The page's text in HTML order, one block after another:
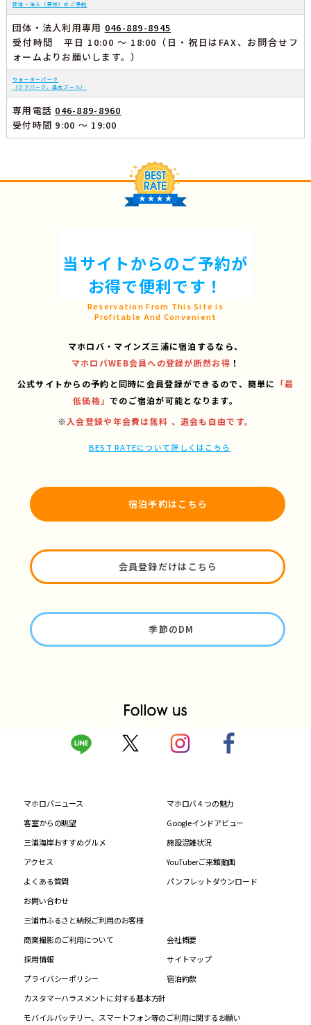
団体・法人（研修）のご予約
団体・法人利用専用 046-889-8945
受付時間 平日 10:00 ～ 18:00（日・祝日はFAX、お問合せフ
ォームよりお願いします。）
ウォーターパーク
（クアパーク、温水プール）
専用電話 046-889-8960
受付時間 9:00 ～ 19:00
当サイトからのご予約が
お得で便利です！
Reservation From This Site is
Profitable And Convenient
マホロバ・マインズ三浦に宿泊するなら、
マホロバWEB会員への登録が断然お得 ！
公式サイトからの予約と同時に会員登録ができるので、 簡単に 「最
低価格」でのご宿泊が可能となります。
※ 入会登録や年会費は無料 、退会も自由です。
BEST RATEについて詳しくはこちら
宿泊予約はこちら
会員登録だけはこちら
季節のDM
マホロバニュース
マホロバ４つの魅力
客室からの眺望
Googleインドアビュー
三浦海岸おすすめグルメ
施設混雑状況
アクセス
YouTuberご来館動画
よくある質問
パンフレットダウンロード
お問い合わせ
三浦市ふるさと納税ご利用のお客様
商業撮影のご利用について
会社概要
採用情報
サイトマップ
プライバシーポリシー
宿泊約款
カスタマーハラスメントに対する基本方針
モバイルバッテリー、スマートフォン等のご利用に関するお願い